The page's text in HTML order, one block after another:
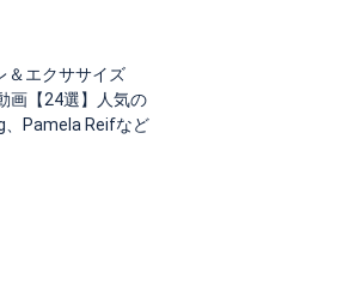
＆エクササイズ
画【24選】人気の
、Pamela Reifなど